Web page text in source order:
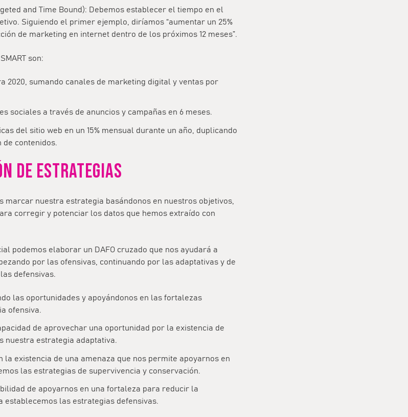
and Time Bound): Debemos establecer el tiempo en el
Siguiendo el primer ejemplo, diríamos “aumentar un 25%
de marketing en internet dentro de los próximos 12 meses”.
son:
2020, sumando canales de marketing digital y ventas por
sociales a través de anuncios y campañas en 6 meses.
del sitio web en un 15% mensual durante un año, duplicando
contenidos.
DE ESTRATEGIAS
marcar nuestra estrategia basándonos en nuestros objetivos,
corregir y potenciar los datos que hemos extraído con
podemos elaborar un DAFO cruzado que nos ayudará a
por las ofensivas, continuando por las adaptativas y de
defensivas.
las oportunidades y apoyándonos en las fortalezas
ofensiva.
de aprovechar una oportunidad por la existencia de
nuestra estrategia adaptativa.
la existencia de una amenaza que nos permite apoyarnos en
las estrategias de supervivencia y conservación.
de apoyarnos en una fortaleza para reducir la
establecemos las estrategias defensivas.